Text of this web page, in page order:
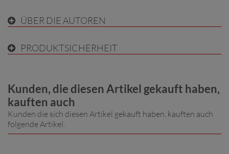
ÜBER DIE AUTOREN
PRODUKTSICHERHEIT
Kunden, die diesen Artikel gekauft haben,
kauften auch
Kunden die sich diesen Artikel gekauft haben, kauften auch
folgende Artikel.